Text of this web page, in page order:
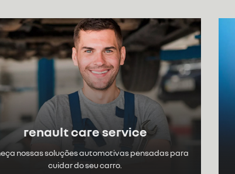
renault care service
nossas soluções automotivas pensadas para
cuidar do seu carro.